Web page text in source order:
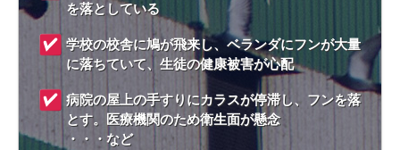
を落としている
学校の校舎に鳩が飛来し、ベランダにフンが大量
に落ちていて、生徒の健康被害が心配
病院の屋上の手すりにカラスが停滞し、フンを落
とす。医療機関のため衛生面が懸念
・・・など